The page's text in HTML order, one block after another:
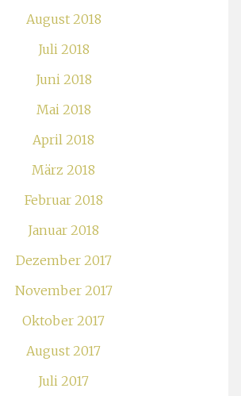
August 2018
Juli 2018
Juni 2018
Mai 2018
April 2018
März 2018
Februar 2018
Januar 2018
Dezember 2017
November 2017
Oktober 2017
August 2017
Juli 2017